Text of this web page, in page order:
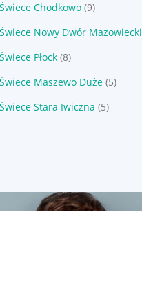
Świece Chodkowo (9)
Świece Nowy Dwór Mazowiecki
Świece Płock (8)
Świece Maszewo Duże (5)
Świece Stara Iwiczna (5)